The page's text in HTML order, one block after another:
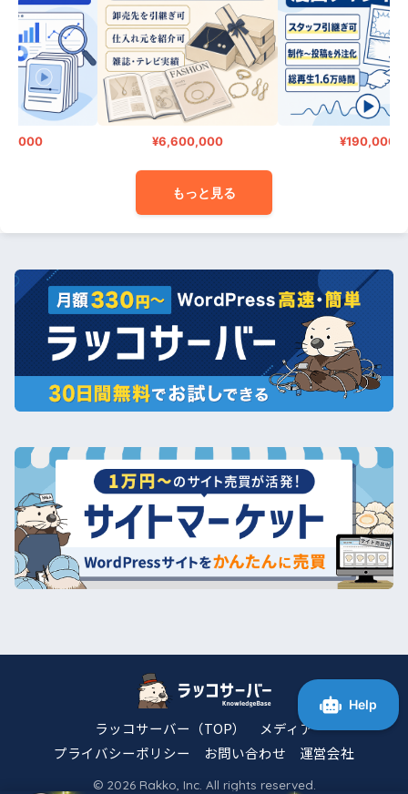
¥6,600,000 ¥190,000
もっと見る
ラッコサーバー（TOP）
メディア
プライバシーポリシー
お問い合わせ 運営会社
© 2026 Rakko, Inc. All rights reserved.